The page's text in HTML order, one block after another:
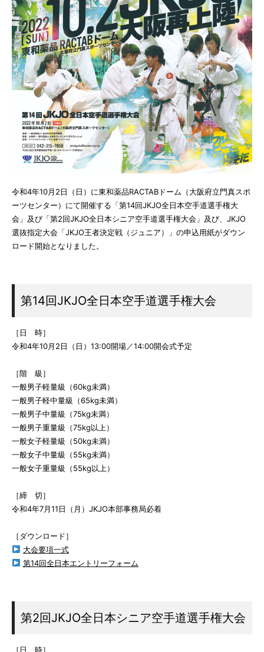
令和4年10月2日（日）に東和薬品RACTABドーム（大阪府立門真スポ
ーツセンター）にて開催する「第14回JKJO全日本空手道選手権大
会」及び「第2回JKJO全日本シニア空手道選手権大会」及び、JKJO
選抜指定大会「JKJO王者決定戦（ジュニア）」の申込用紙がダウン
ロード開始となりました。
第14回JKJO全日本空手道選手権大会
［日 時］
令和4年10月2日（日）13:00開場／14:00開会式予定
［階 級］
一般男子軽量級（60kg未満）
一般男子軽中量級（65kg未満）
一般男子中量級（75kg未満）
一般男子重量級（75kg以上）
一般女子軽量級（50kg未満）
一般女子中量級（55kg未満）
一般女子重量級（55kg以上）
［締 切］
令和4年7月11日（月）JKJO本部事務局必着
［ダウンロード］
大会要項一式
第14回全日本エントリーフォーム
第2回JKJO全日本シニア空手道選手権大会
［日 時］